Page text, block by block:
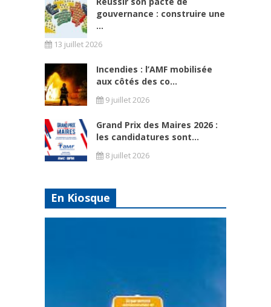
gouvernance : construire une
...
13 juillet 2026
Incendies : l’AMF mobilisée
aux côtés des co...
9 juillet 2026
Grand Prix des Maires 2026 :
les candidatures sont...
8 juillet 2026
En Kiosque